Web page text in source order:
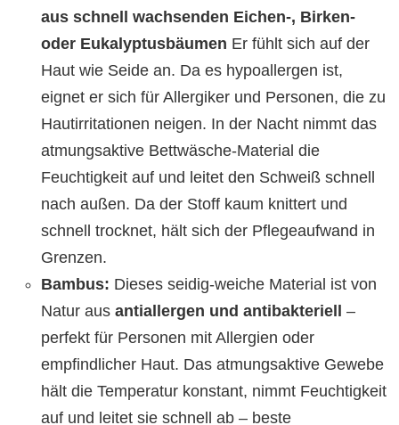
aus schnell wachsenden Eichen-, Birken-
oder Eukalyptusbäumen Er fühlt sich auf der
Haut wie Seide an. Da es hypoallergen ist,
eignet er sich für Allergiker und Personen, die zu
Hautirritationen neigen. In der Nacht nimmt das
atmungsaktive Bettwäsche-Material die
Feuchtigkeit auf und leitet den Schweiß schnell
nach außen. Da der Stoff kaum knittert und
schnell trocknet, hält sich der Pflegeaufwand in
Grenzen.
Bambus: Dieses seidig-weiche Material ist von
Natur aus antiallergen und antibakteriell –
perfekt für Personen mit Allergien oder
empfindlicher Haut. Das atmungsaktive Gewebe
hält die Temperatur konstant, nimmt Feuchtigkeit
auf und leitet sie schnell ab – beste